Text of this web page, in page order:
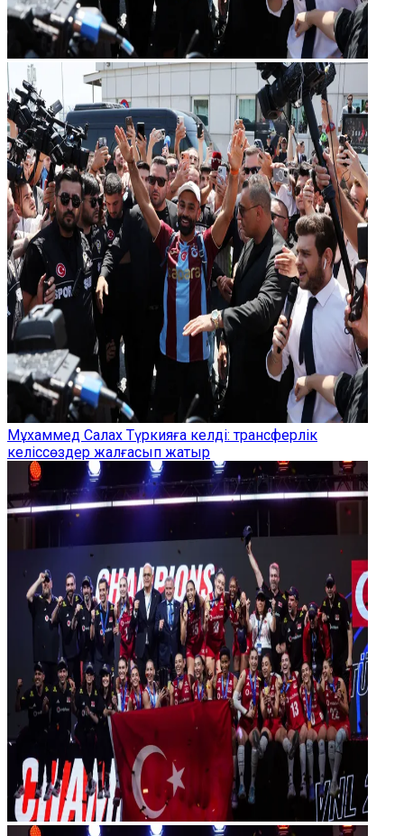
Мұхаммед Салах Түркияға келді: трансферлік
келіссөздер жалғасып жатыр